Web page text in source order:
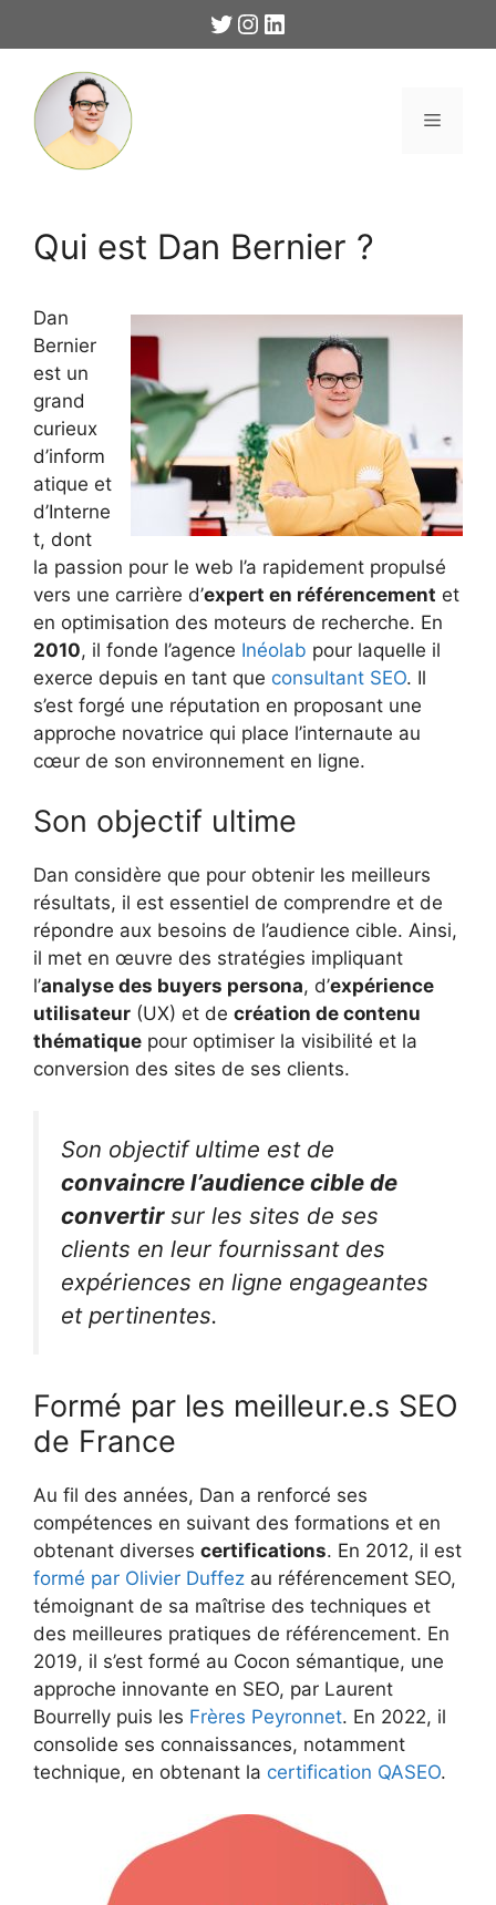
contenu
Twitter
Instagram
LinkedIn
Menu
Qui est Dan Bernier ?
Dan
Bernier
est un
grand
curieux
d’inform
atique et
d’Interne
t, dont
la passion pour le web l’a rapidement propulsé
vers une carrière d’expert en référencement et
en optimisation des moteurs de recherche. En
2010, il fonde l’agence Inéolab pour laquelle il
exerce depuis en tant que consultant SEO. Il
s’est forgé une réputation en proposant une
approche novatrice qui place l’internaute au
cœur de son environnement en ligne.
Son objectif ultime
Dan considère que pour obtenir les meilleurs
résultats, il est essentiel de comprendre et de
répondre aux besoins de l’audience cible. Ainsi,
il met en œuvre des stratégies impliquant
l’analyse des buyers persona, d’expérience
utilisateur (UX) et de création de contenu
thématique pour optimiser la visibilité et la
conversion des sites de ses clients.
Son objectif ultime est de
convaincre l’audience cible de
convertirsur les sites de ses
clients en leur fournissant des
expériences en ligne engageantes
et pertinentes.
Formé par les meilleur.e.s SEO
de France
Au fil des années, Dan a renforcé ses
compétences en suivant des formations et en
obtenant diverses certifications. En 2012, il est
formé par Olivier Duffez au référencement SEO,
témoignant de sa maîtrise des techniques et
des meilleures pratiques de référencement. En
2019, il s’est formé au Cocon sémantique, une
approche innovante en SEO, par Laurent
Bourrelly puis les Frères Peyronnet. En 2022, il
consolide ses connaissances, notamment
technique, en obtenant la certification QASEO.